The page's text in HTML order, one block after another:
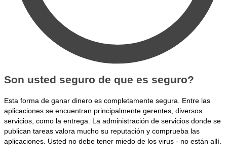
Son usted seguro de que es seguro?
Esta forma de ganar dinero es completamente segura. Entre las
aplicaciones se encuentran principalmente gerentes, diversos
servicios, como la entrega. La administración de servicios donde se
publican tareas valora mucho su reputación y comprueba las
aplicaciones. Usted no debe tener miedo de los virus - no están allí.